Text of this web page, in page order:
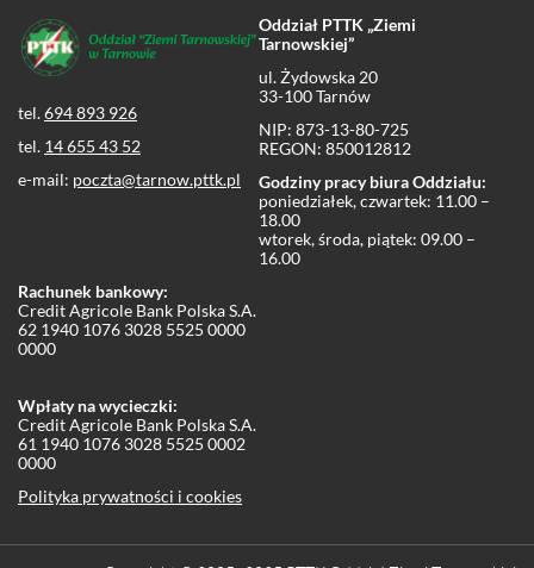
tel.694 893 926
tel. 14 655 43 52
e-mail: poczta@tarnow.pttk.pl
Oddział PTTK „Ziemi
Tarnowskiej”
ul. Żydowska 20
33-100 Tarnów
NIP: 873-13-80-725
REGON: 850012812
Godziny pracy biura Oddziału:
poniedziałek, czwartek: 11.00 –
18.00
wtorek, środa, piątek: 09.00 –
16.00
Rachunek bankowy:
Credit Agricole Bank Polska S.A.
62 1940 1076 3028 5525 0000
0000
Wpłaty na wycieczki:
Credit Agricole Bank Polska S.A.
61 1940 1076 3028 5525 0002
0000
Polityka prywatności i cookies